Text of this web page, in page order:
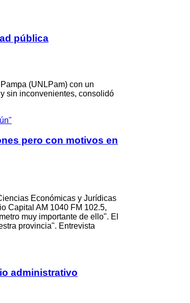
pública
(UNLPam) con un
sin inconvenientes, consolidó
pero con motivos en
Económicas y Jurídicas
Capital AM 1040 FM 102.5,
muy importante de ello". El
provincia". Entrevista
administrativo